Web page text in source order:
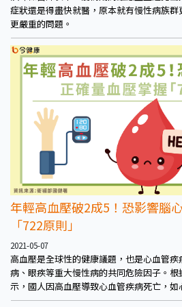
症狀還是得盡快就醫，原本就有慢性病族
更嚴重的問題。
年輕高血壓破2成5！恐影響腦
「722原則」
2021-05-07
高血壓是全球性的健康議題，也是心血管
病、眼疾等重大慢性病的共同危險因子。
示，國人因高血壓導致心血管疾病死亡，
壓性疾病等，分別在十大死因第2位、第4